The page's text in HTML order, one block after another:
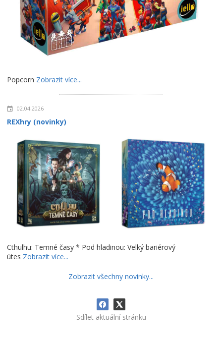
Popcorn Zobrazit více...
02.04.2026
REXhry (novinky)
Cthulhu: Temné časy * Pod hladinou: Velký bariérový
útes Zobrazit více...
Zobrazit všechny novinky...
Sdílet aktuální stránku